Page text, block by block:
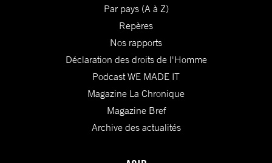
Par pays (A à Z)
Repères
Nos rapports
Déclaration des droits de l'Homme
Podcast WE MADE IT
Magazine La Chronique
Magazine Bref
Archive des actualités